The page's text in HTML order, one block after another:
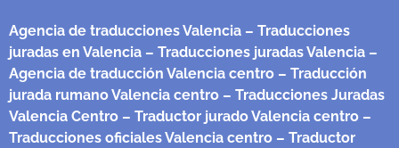
Agencia de traducciones Valencia – Traducciones
juradas en Valencia – Traducciones juradas Valencia –
Agencia de traducción Valencia centro – Traducción
jurada rumano Valencia centro – Traducciones Juradas
Valencia Centro – Traductor jurado Valencia centro –
Traducciones oficiales Valencia centro – Traductor